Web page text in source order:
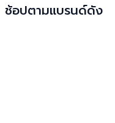
ช้อปตามแบรนด์ดัง